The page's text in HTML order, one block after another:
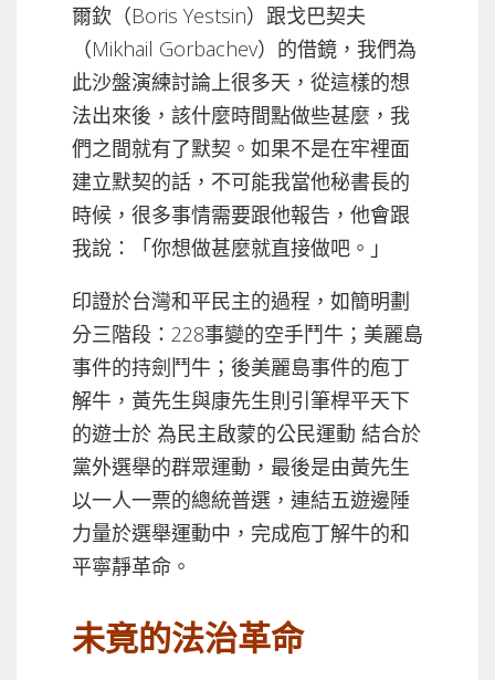
爾欽（Boris Yestsin）跟戈巴契夫
（Mikhail Gorbachev）的借鏡，我們為
此沙盤演練討論上很多天，從這樣的想
法出來後，該什麼時間點做些甚麼，我
們之間就有了默契。如果不是在牢裡面
建立默契的話，不可能我當他秘書長的
時候，很多事情需要跟他報告，他會跟
我說：「你想做甚麼就直接做吧。」
印證於台灣和平民主的過程，如簡明劃
分三階段：228事變的空手鬥牛；美麗島
事件的持劍鬥牛；後美麗島事件的庖丁
解牛，黃先生與康先生則引筆桿平天下
的遊士於 為民主啟蒙的公民運動 結合於
黨外選舉的群眾運動，最後是由黃先生
以一人一票的總統普選，連結五遊邊陲
力量於選舉運動中，完成庖丁解牛的和
平寧靜革命。
未竟的法治革命